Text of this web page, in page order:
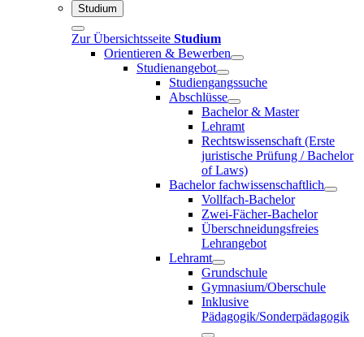
Studium
Zur Übersichtsseite Studium
Orientieren & Bewerben
Studienangebot
Studiengangssuche
Abschlüsse
Bachelor & Master
Lehramt
Rechtswissenschaft (Erste
juristische Prüfung / Bachelor
of Laws)
Bachelor fachwissenschaftlich
Vollfach-Bachelor
Zwei-Fächer-Bachelor
Überschneidungsfreies
Lehrangebot
Lehramt
Grundschule
Gymnasium/Oberschule
Inklusive
Pädagogik/Sonderpädagogik